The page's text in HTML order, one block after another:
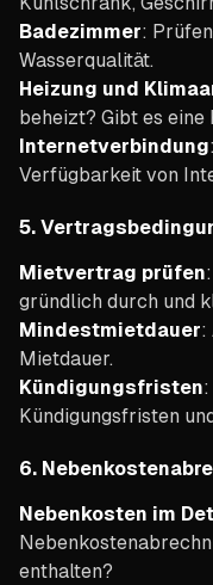
Badezimmer:
Wasserqualität.
Heizung und
beheizt? Gibt es eine
Internetverbindung
Verfügbarkeit von
5.
Mietvertrag prüfen
gründlich durch und
Mindestmietdauer:
Mietdauer.
Kündigungsfristen
Kündigungsfristen
6.
Nebenkosten im
enthalten?